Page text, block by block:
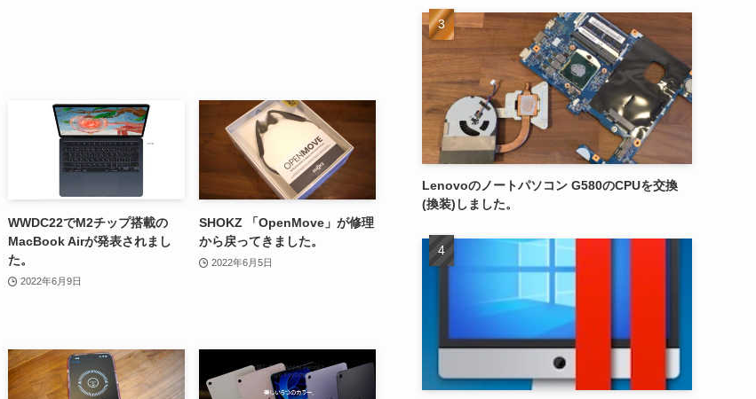
WWDC22でM2チップ搭載の
MacBook Airが発表されまし
た。
2022年6月9日
SHOKZ 「OpenMove」が修理
から戻ってきました。
2022年6月5日
Lenovoのノートパソコン G580のCPUを交換
(換装)しました。